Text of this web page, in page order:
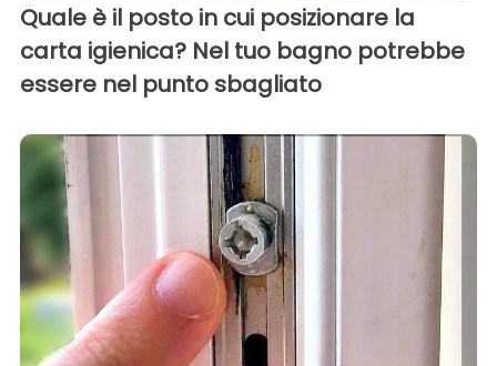
Quale è il posto in cui posizionare la
carta igienica? Nel tuo bagno potrebbe
essere nel punto sbagliato